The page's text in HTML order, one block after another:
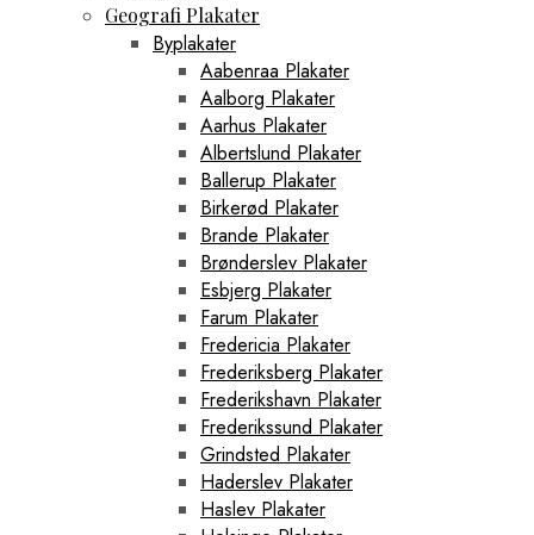
Geografi Plakater
Byplakater
Aabenraa Plakater
Aalborg Plakater
Aarhus Plakater
Albertslund Plakater
Ballerup Plakater
Birkerød Plakater
Brande Plakater
Brønderslev Plakater
Esbjerg Plakater
Farum Plakater
Fredericia Plakater
Frederiksberg Plakater
Frederikshavn Plakater
Frederikssund Plakater
Grindsted Plakater
Haderslev Plakater
Haslev Plakater